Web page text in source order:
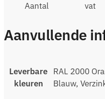
Aantal
vat
Aanvullende
Leverbare
kleuren
RAL 2000
Blauw,